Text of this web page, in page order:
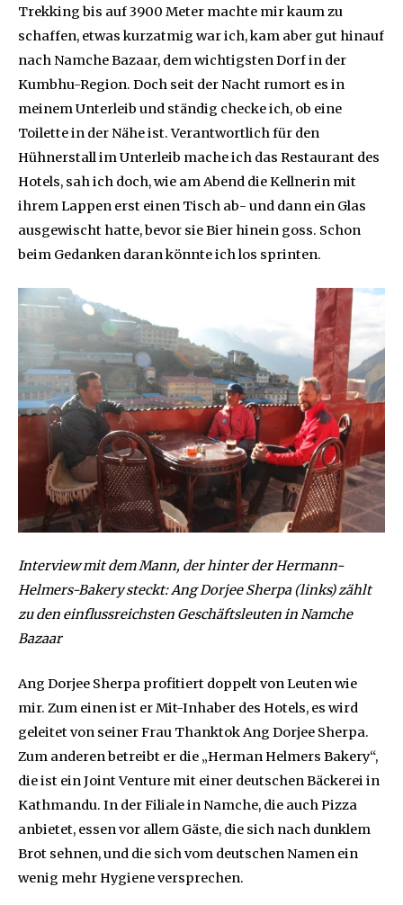
Trekking bis auf 3900 Meter machte mir kaum zu
schaffen, etwas kurzatmig war ich, kam aber gut hinauf
nach Namche Bazaar, dem wichtigsten Dorf in der
Kumbhu-Region. Doch seit der Nacht rumort es in
meinem Unterleib und ständig checke ich, ob eine
Toilette in der Nähe ist. Verantwortlich für den
Hühnerstall im Unterleib mache ich das Restaurant des
Hotels, sah ich doch, wie am Abend die Kellnerin mit
ihrem Lappen erst einen Tisch ab- und dann ein Glas
ausgewischt hatte, bevor sie Bier hinein goss. Schon
beim Gedanken daran könnte ich los sprinten.
Interview mit dem Mann, der hinter der Hermann-
Helmers-Bakery steckt: Ang Dorjee Sherpa (links) zählt
zu den einflussreichsten Geschäftsleuten in Namche
Bazaar
Ang Dorjee Sherpa profitiert doppelt von Leuten wie
mir. Zum einen ist er Mit-Inhaber des Hotels, es wird
geleitet von seiner Frau Thanktok Ang Dorjee Sherpa.
Zum anderen betreibt er die „Herman Helmers Bakery“,
die ist ein Joint Venture mit einer deutschen Bäckerei in
Kathmandu. In der Filiale in Namche, die auch Pizza
anbietet, essen vor allem Gäste, die sich nach dunklem
Brot sehnen, und die sich vom deutschen Namen ein
wenig mehr Hygiene versprechen.